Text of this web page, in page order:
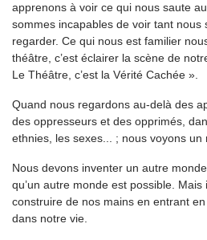
apprenons à voir ce qui nous saute
sommes incapables de voir tant nous
regarder. Ce qui nous est familier
théâtre, c’est éclairer la scène de
Le Théâtre, c’est la Vérité Cachée ».
Quand nous regardons au-delà des
des oppresseurs et des opprimés,
ethnies, les sexes... ; nous voyons un
Nous devons inventer un autre
qu’un autre monde est possible.
construire de nos mains en entrant
dans notre vie.